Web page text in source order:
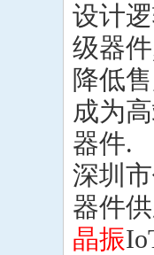
设计
级器
降低
成为
器件.
深圳
器件
晶振